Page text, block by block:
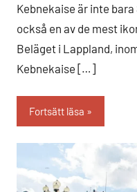
Kebnekaise är inte
också en av de mest
Beläget i Lappland,
Kebnekaise […]
Fortsätt läsa